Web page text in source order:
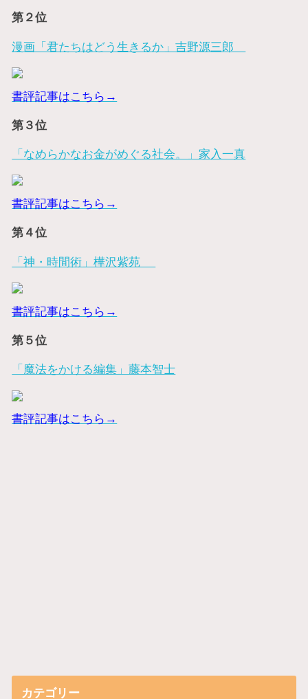
第２位
漫画「君たちはどう生きるか」吉野源三郎
書評記事はこちら→
第３位
「なめらかなお金がめぐる社会。」家入一真
書評記事はこちら→
第４位
「神・時間術」樺沢紫苑
書評記事はこちら→
第５位
「魔法をかける編集」藤本智士
書評記事はこちら→
カテゴリー